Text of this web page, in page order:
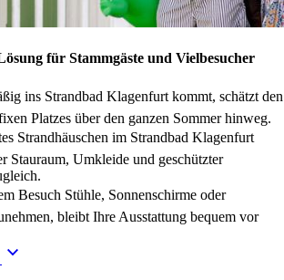
für Stammgäste und Vielbesucher
ins Strandbad Klagenfurt kommt, schätzt den
Platzes über den ganzen Sommer hinweg.
Strandhäuschen im Strandbad Klagenfurt
Stauraum, Umkleide und geschützter
Besuch Stühle, Sonnenschirme oder
bleibt Ihre Ausstattung bequem vor
keyboard_arrow_down